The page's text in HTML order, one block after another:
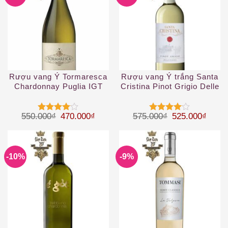
Rượu vang Ý Tormaresca
Chardonnay Puglia IGT
Được
45 sao
550.000₫ Giá gốc là: 550.000₫.
470.000₫ Giá hiện tại là: 470.000₫.
Rượu vang Ý trắng Santa
Cristina Pinot Grigio Delle
Được
45 sao
575.000₫ Giá gốc là:
525.000₫
-10% -9%